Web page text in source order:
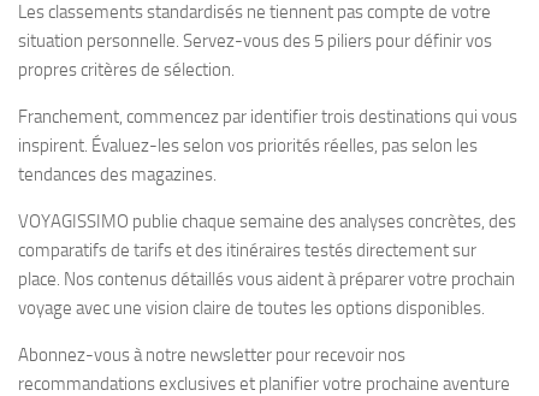
Les classements standardisés ne tiennent pas compte de votre
situation personnelle. Servez-vous des 5 piliers pour définir vos
propres critères de sélection.
Franchement, commencez par identifier trois destinations qui vous
inspirent. Évaluez-les selon vos priorités réelles, pas selon les
tendances des magazines.
VOYAGISSIMO publie chaque semaine des analyses concrètes, des
comparatifs de tarifs et des itinéraires testés directement sur
place. Nos contenus détaillés vous aident à préparer votre prochain
voyage avec une vision claire de toutes les options disponibles.
Abonnez-vous à notre newsletter pour recevoir nos
recommandations exclusives et planifier votre prochaine aventure